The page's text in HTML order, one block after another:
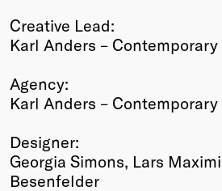
Creative Lead:
Karl Anders –
Agency:
Karl Anders –
Designer:
Georgia Simons, Lars
Besenfelder